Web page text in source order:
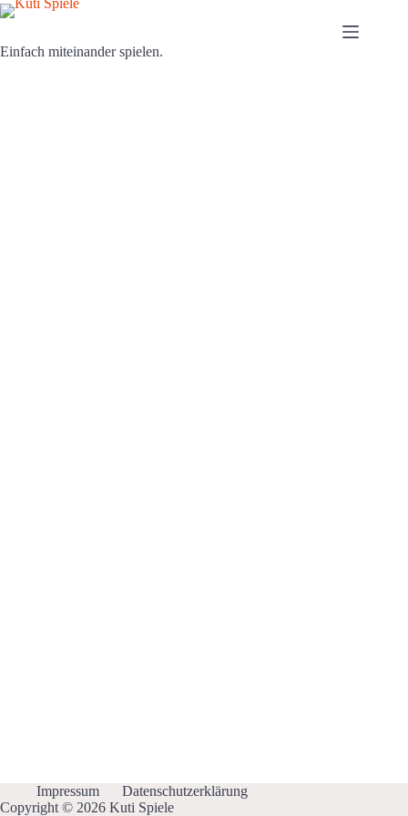
Zum
Inhalt
Einfach miteinander spielen.
Impressum
Datenschutzerklärung
Copyright © 2026 Kuti Spiele